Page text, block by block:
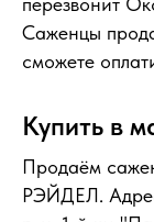
Саженцы
сможете
Купить в
Продаём
РЭЙДЕЛ.